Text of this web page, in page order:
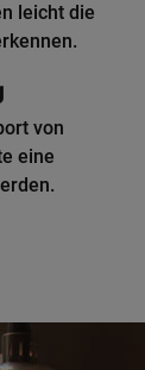
leicht die
von
eine